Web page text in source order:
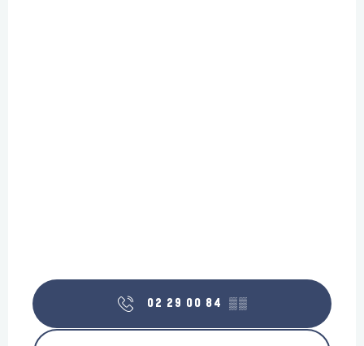
02 29 00 84 ▒▒